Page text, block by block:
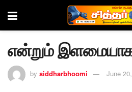
என்றும்
by siddharbhoomi June